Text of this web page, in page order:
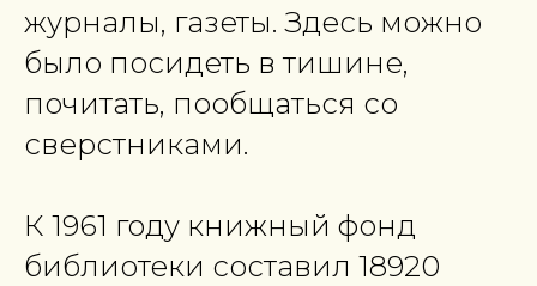
журналы, газеты. Здесь можно
было посидеть в тишине,
почитать, пообщаться со
сверстниками.
К 1961 году книжный фонд
библиотеки составил 18920